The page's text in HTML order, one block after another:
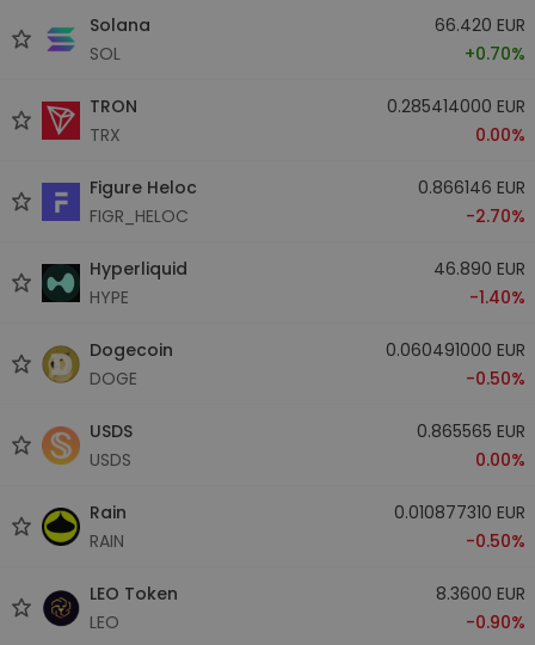
Solana
SOL
66.420 EUR
+0.70%
TRON
TRX
0.285414000 EUR
0.00%
Figure Heloc
FIGR_HELOC
0.866146 EUR
-2.70%
Hyperliquid
HYPE
46.890 EUR
-1.40%
Dogecoin
DOGE
0.060491000 EUR
-0.50%
USDS
USDS
0.865565 EUR
0.00%
Rain
RAIN
0.010877310 EUR
-0.50%
LEO Token
LEO
8.3600 EUR
-0.90%